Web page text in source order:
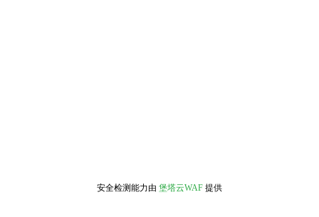
安全检测能力由 堡塔云WAF 提供